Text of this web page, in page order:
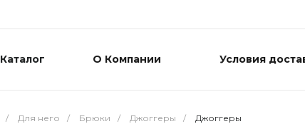
Каталог О Компании Условия
/ Для него / Брюки / Джоггеры / Джоггеры